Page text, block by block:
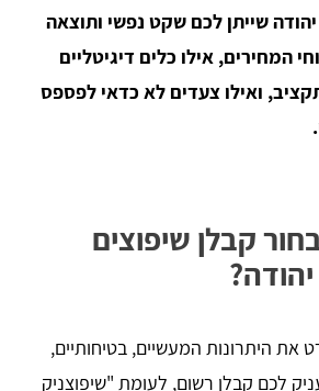
שייתן לכם שקט נפשי ותוצאה
המחירים, אילו כלים דיגיטליים
ואילו צעדים לא כדאי לפספס
קבלן שיפוצים
את היתרונות המעשיים, בטיחותיים,
לכם קבלן רשום, לעומת "שיפוצניק